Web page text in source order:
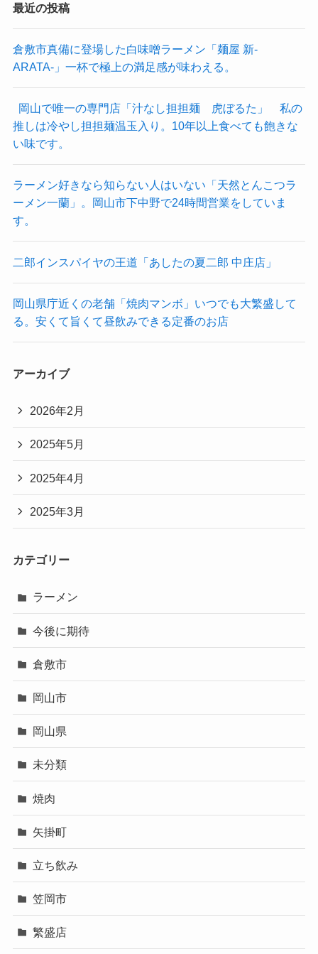
最近の投稿
倉敷市真備に登場した白味噌ラーメン「麺屋 新-
ARATA-」一杯で極上の満足感が味わえる。
岡山で唯一の専門店「汁なし担担麺 虎ぼるた」 私の
推しは冷やし担担麺温玉入り。10年以上食べても飽きな
い味です。
ラーメン好きなら知らない人はいない「天然とんこつラ
ーメン一蘭」。岡山市下中野で24時間営業をしていま
す。
二郎インスパイヤの王道「あしたの夏二郎 中庄店」
岡山県庁近くの老舗「焼肉マンボ」いつでも大繁盛して
る。安くて旨くて昼飲みできる定番のお店
アーカイブ
2026年2月
2025年5月
2025年4月
2025年3月
カテゴリー
ラーメン
今後に期待
倉敷市
岡山市
岡山県
未分類
焼肉
矢掛町
立ち飲み
笠岡市
繁盛店